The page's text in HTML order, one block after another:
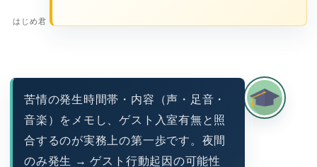
はじめ君
苦情の発生時間帯・内容（声・足音・
音楽）をメモし、ゲスト入室有無と照
合するのが実務上の第一歩です。夜間
のみ発生 → ゲスト行動起因の可能性